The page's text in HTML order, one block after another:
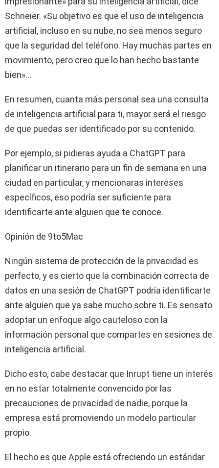
Schneier. «Su objetivo es que el uso de inteligencia
artificial, incluso en su nube, no sea menos seguro
que la seguridad del teléfono. Hay muchas partes en
movimiento, pero creo que lo han hecho bastante
bien»…
En resumen, cuanta más personal sea una consulta
de inteligencia artificial para ti, mayor será el riesgo
de que puedas ser identificado por su contenido.
Por ejemplo, si pidieras ayuda a ChatGPT para
planificar un itinerario para un fin de semana en una
ciudad en particular, y mencionaras intereses
específicos, eso podría ser suficiente para
identificarte ante alguien que te conoce.
Opinión de 9to5Mac
Ningún sistema de protección de la privacidad es
perfecto, y es cierto que la combinación correcta de
datos en una sesión de ChatGPT podría identificarte
ante alguien que ya sabe mucho sobre ti. Es sensato
adoptar un enfoque algo cauteloso con la
información personal que compartes en sesiones de
inteligencia artificial.
Dicho esto, cabe destacar que Inrupt tiene un interés
en no estar totalmente convencido por las
precauciones de privacidad de nadie, porque la
empresa está promoviendo un modelo particular
propio.
El hecho es que Apple está ofreciendo un estándar